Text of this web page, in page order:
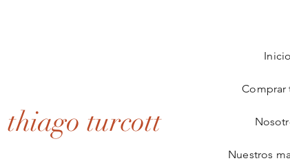
thiago turcott
Inicio
Comprar
Nuestros